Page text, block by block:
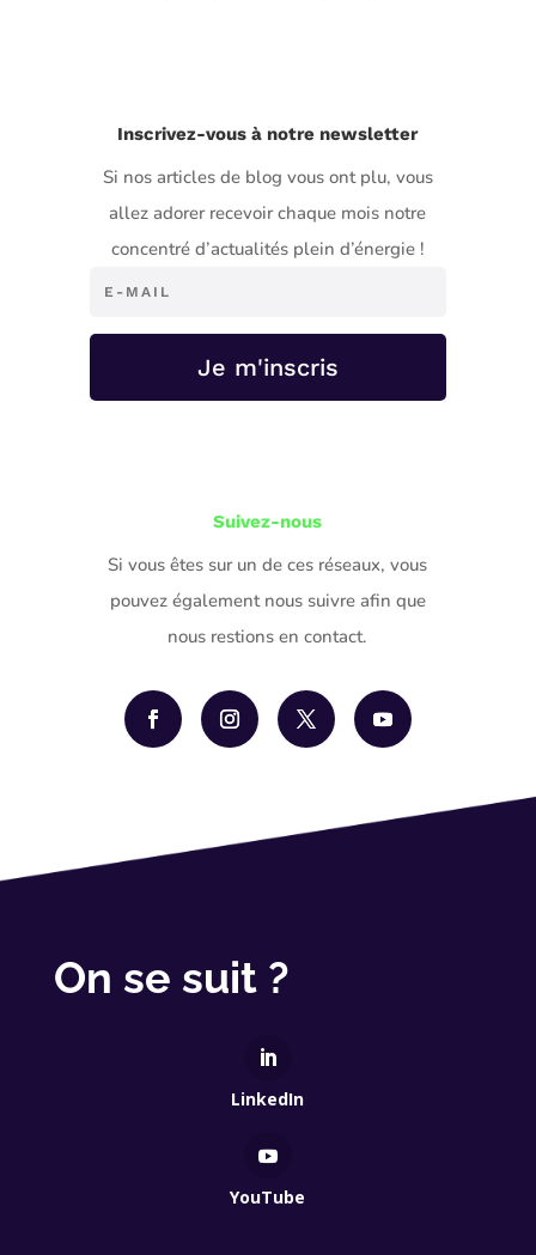
Inscrivez-vous à notre newsletter
Si nos articles de blog vous ont plu, vous
allez adorer recevoir chaque mois notre
concentré d’actualités plein d’énergie !
Je m'inscris
Suivez-nous
Si vous êtes sur un de ces réseaux, vous
pouvez également nous suivre afin que
nous restions en contact.
On se suit ?
LinkedIn
YouTube